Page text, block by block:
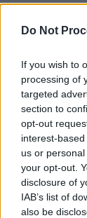
Do Not
If you wish to
processing of
targeted
section to
opt-out
interest-
us or
your opt-out.
disclosure of
IAB’s list of
also be
spun în